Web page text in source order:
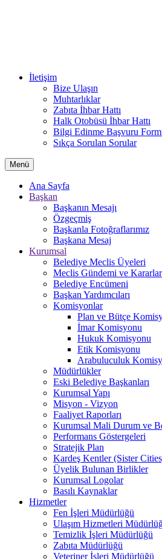
İletişim
Bize Ulaşın
Muhtarlıklar
Zabıta İhbar Hattı
Halk Otobüsü İhbar Hattı
Bilgi Edinme Başvuru
Sıkça Sorulan Sorular
Menü
Ana Sayfa
Başkan
Başkanın Mesajı
Özgeçmiş
Başkanla Fotoğraflarımız
Başkana Mesaj
Kurumsal
Belediye Meclis Üyeleri
Meclis Gündemi ve Kararlar
Belediye Encümeni
Başkan Yardımcıları
Komisyonlar
Plan ve Bütçe
İmar Komisyonu
Hukuk Komisyonu
Etik Komisyonu
Arabuluculuk
Müdürlükler
Eski Belediye Başkanları
Kurumsal Yapı
Misyon - Vizyon
Faaliyet Raporları
Kurumsal Mali Durum ve
Performans Göstergeleri
Stratejik Plan
Kardeş Kentler (Sister
Üyelik Bulunan Birlikler
Kurumsal Logolar
Basılı Kaynaklar
Hizmetler
Fen İşleri Müdürlüğü
Ulaşım Hizmetleri
Temizlik İşleri Müdürlüğü
Zabıta Müdürlüğü
Veteriner İşleri Müdürlüğü